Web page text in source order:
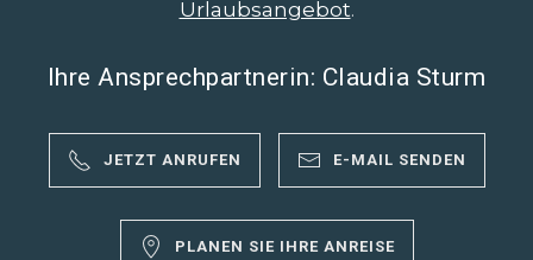
Urlaubsangebot.
Ihre Ansprechpartnerin: Claudia Sturm
JETZT ANRUFEN E-MAIL SENDEN
PLANEN SIE IHRE ANREISE